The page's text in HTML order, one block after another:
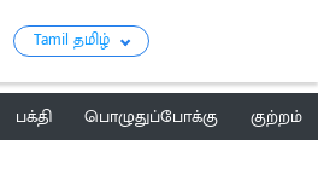
Tamil தமிழ்
பக்தி பொழுதுப்போக்கு
குற்றம்